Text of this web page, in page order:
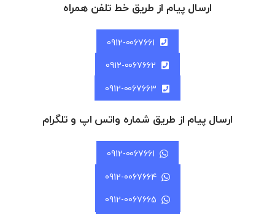
ارسال پیام از طریق خط تلفن همراه
0912-0067661
0912-0067662
0912-0067663
ارسال پیام از طریق شماره واتس اپ و تلگرام
0912-0067661
0912-0067664
0912-0067665